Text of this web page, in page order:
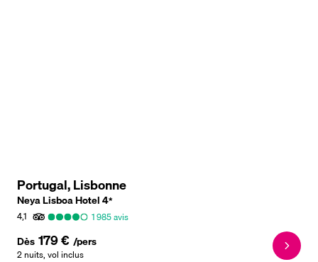
Portugal, Lisbonne
Neya Lisboa Hotel4*
4,1
1 985avis
Dès 179 € /pers
2 nuits, vol inclus